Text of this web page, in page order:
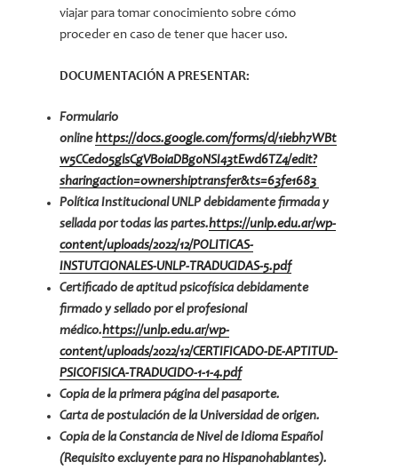
viajar para tomar conocimiento sobre cómo
proceder en caso de tener que hacer uso.
DOCUMENTACIÓN A PRESENTAR:
Formulario
onlinehttps://docs.google.com/forms/d/1iebh7WBt
w5CCedo5glsCgVBoiaDBg0NSI43tEwd6TZ4/edit?
sharingaction=ownershiptransfer&ts=63fe1683
Política Institucional UNLP debidamente firmada y
sellada por todas las partes.https://unlp.edu.ar/wp-
content/uploads/2022/12/POLITICAS-
INSTUTCIONALES-UNLP-TRADUCIDAS-5.pdf
Certificado de aptitud psicofísica debidamente
firmado y sellado por el profesional
médico.https://unlp.edu.ar/wp-
content/uploads/2022/12/CERTIFICADO-DE-APTITUD-
PSICOFISICA-TRADUCIDO-1-1-4.pdf
Copia de la primera página del pasaporte.
Carta de postulación de la Universidad de origen.
Copia de la Constancia de Nivel de Idioma Español
(Requisito excluyente para no Hispanohablantes).